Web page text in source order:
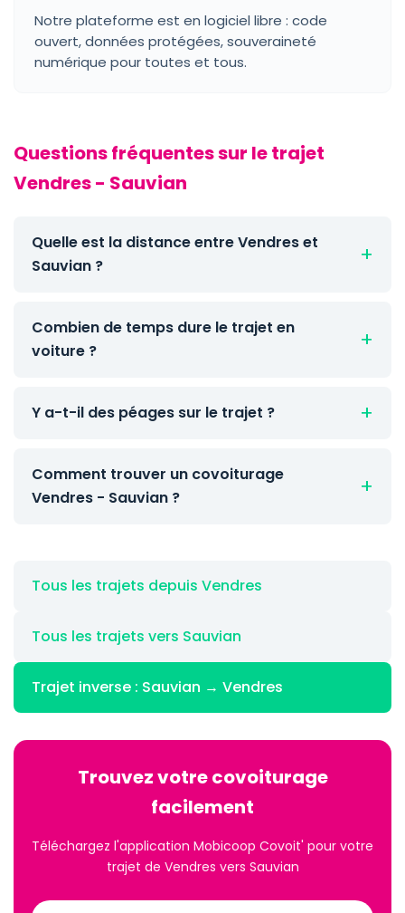
Notre plateforme est en logiciel libre : code
ouvert, données protégées, souveraineté
numérique pour toutes et tous.
Questions fréquentes sur le trajet
Vendres - Sauvian
Quelle est la distance entre Vendres et
Sauvian ?
Combien de temps dure le trajet en
voiture ?
Y a-t-il des péages sur le trajet ?
Comment trouver un covoiturage
Vendres - Sauvian ?
Tous les trajets depuis Vendres
Tous les trajets vers Sauvian
Trajet inverse : Sauvian → Vendres
Trouvez votre covoiturage
facilement
Téléchargez l'application Mobicoop Covoit' pour votre
trajet de Vendres vers Sauvian